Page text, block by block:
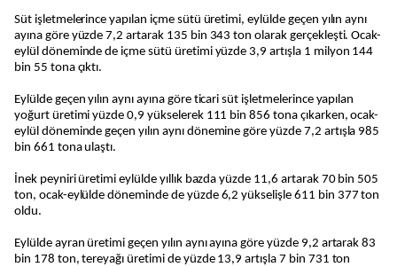
Süt işletmelerince yapılan içme sütü üretimi, eylülde geçen yılın aynı
ayına göre yüzde 7,2 artarak 135 bin 343 ton olarak gerçekleşti. Ocak-
eylül döneminde de içme sütü üretimi yüzde 3,9 artışla 1 milyon 144
bin 55 tona çıktı.
Eylülde geçen yılın aynı ayına göre ticari süt işletmelerince yapılan
yoğurt üretimi yüzde 0,9 yükselerek 111 bin 856 tona çıkarken, ocak-
eylül döneminde geçen yılın aynı dönemine göre yüzde 7,2 artışla 985
bin 661 tona ulaştı.
İnek peyniri üretimi eylülde yıllık bazda yüzde 11,6 artarak 70 bin 505
ton, ocak-eylülde döneminde de yüzde 6,2 yükselişle 611 bin 377 ton
oldu.
Eylülde ayran üretimi geçen yılın aynı ayına göre yüzde 9,2 artarak 83
bin 178 ton, tereyağı üretimi de yüzde 13,9 artışla 7 bin 731 ton